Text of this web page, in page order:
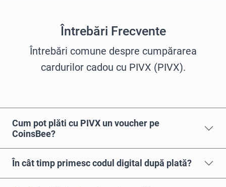
Întrebări Frecvente
Întrebări comune despre cumpărarea
cardurilor cadou cu PIVX (PIVX).
Cum pot plăti cu PIVX un voucher pe
CoinsBee?
În cât timp primesc codul digital după plată?